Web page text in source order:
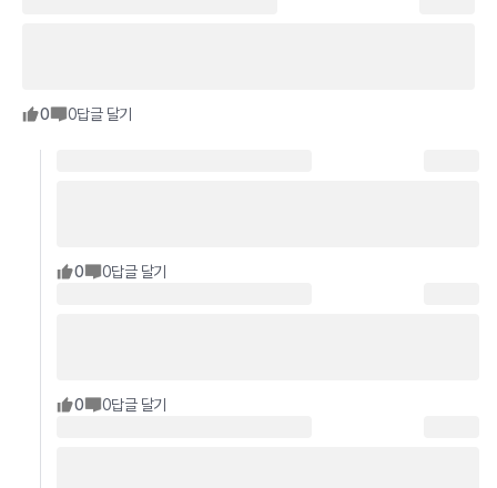
0 0답글 달기
0 0답글 달기
0 0답글 달기